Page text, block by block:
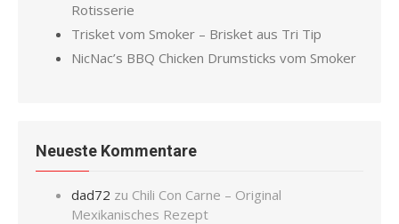
Rotisserie
Trisket vom Smoker – Brisket aus Tri Tip
NicNac’s BBQ Chicken Drumsticks vom Smoker
Neueste Kommentare
dad72 zu Chili Con Carne – Original
Mexikanisches Rezept